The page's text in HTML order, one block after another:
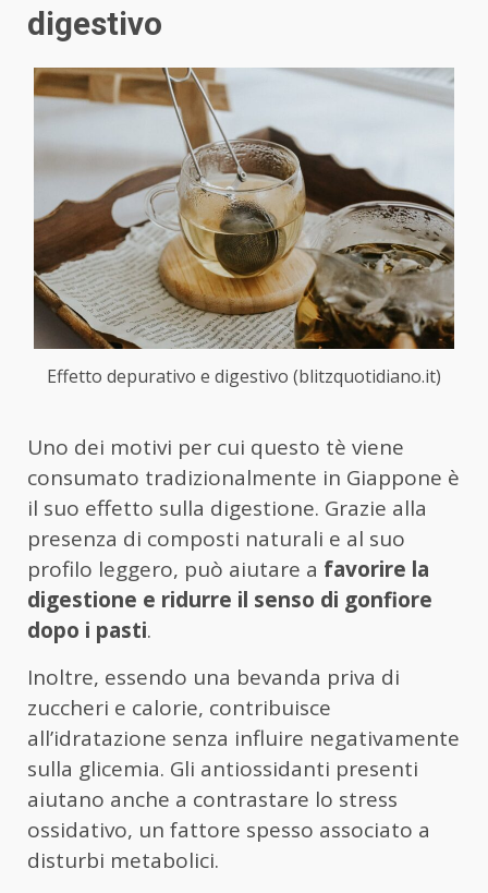
digestivo
Effetto depurativo e digestivo (blitzquotidiano.it)
Uno dei motivi per cui questo tè viene
consumato tradizionalmente in Giappone è
il suo effetto sulla digestione. Grazie alla
presenza di composti naturali e al suo
profilo leggero, può aiutare a favorire la
digestione e ridurre il senso di gonfiore
dopo i pasti.
Inoltre, essendo una bevanda priva di
zuccheri e calorie, contribuisce
all’idratazione senza influire negativamente
sulla glicemia. Gli antiossidanti presenti
aiutano anche a contrastare lo stress
ossidativo, un fattore spesso associato a
disturbi metabolici.